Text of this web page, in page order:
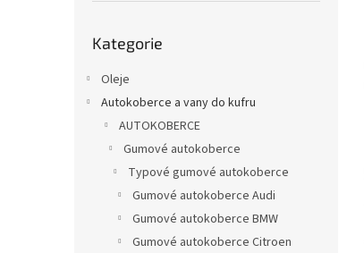
kategorie
Kategorie
Oleje
Autokoberce a vany do kufru
AUTOKOBERCE
Gumové autokoberce
Typové gumové autokoberce
Gumové autokoberce Audi
Gumové autokoberce BMW
Gumové autokoberce Citroen